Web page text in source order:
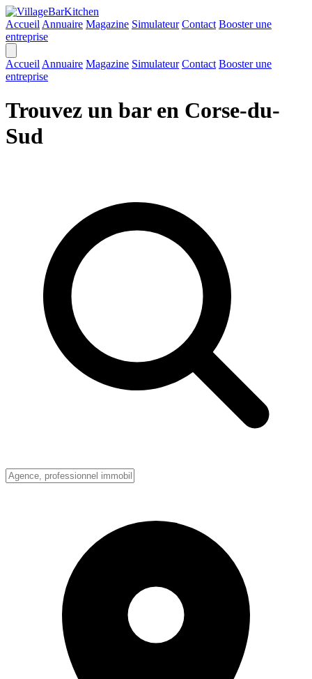
Accueil Annuaire Magazine Simulateur Contact Booster une
entreprise
Accueil Annuaire Magazine Simulateur Contact Booster une
entreprise
Trouvez un bar en Corse-du-
Sud